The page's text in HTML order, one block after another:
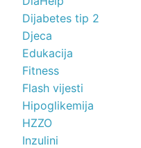
Dijabetes tip 2
Djeca
Edukacija
Fitness
Flash vijesti
Hipoglikemija
HZZO
Inzulini